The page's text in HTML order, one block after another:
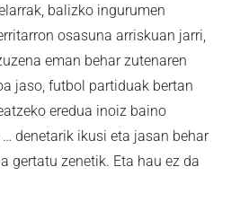
balizko ingurumen
osasuna arriskuan jarri,
eman behar zutenaren
jaso, futbol partiduak bertan
eredua inoiz baino
denetarik ikusi eta jasan behar
gertatu zenetik. Eta hau ez da